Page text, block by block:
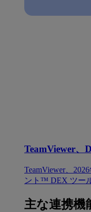
TeamViewer、
TeamViewer、
ント™ DEX ツー
主な連携機